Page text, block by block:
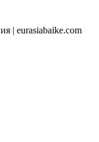
| eurasiabaike.com